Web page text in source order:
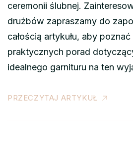
ceremonii ślubnej.
drużbów zapraszamy do
całością artykułu, aby
praktycznych porad
idealnego garnituru na ten
PRZECZYTAJ ARTYKUŁ